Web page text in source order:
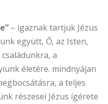
– igaznak tartjuk Jézus
együtt, Ő, az Isten,
a
életére. mindnyájan
a teljes
részesei Jézus ígérete